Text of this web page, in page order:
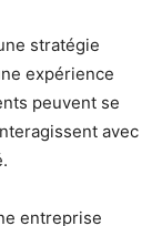
stratégie
expérience
peuvent se
avec
entreprise